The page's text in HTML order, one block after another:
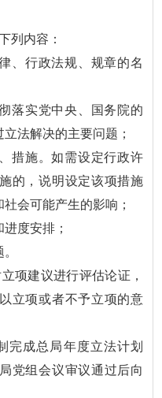
列内容：
、行政法规、规章的名
落实党中央、国务院的
法解决的主要问题；
措施。如需设定行政许
的，说明设定该项措施
会可能产生的影响；
度安排；
项建议进行评估论证，
立项或者不予立项的意
完成总局年度立法计划
党组会议审议通过后向